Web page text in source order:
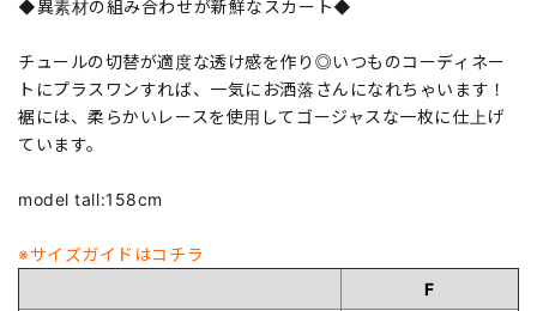
◆異素材の組み合わせが新鮮なスカート◆
チュールの切替が適度な透け感を作り◎いつものコーディネー
トにプラスワンすれば、一気にお洒落さんになれちゃいます！
裾には、柔らかいレースを使用してゴージャスな一枚に仕上げ
ています。
model tall:158cm
※サイズガイドはコチラ
F